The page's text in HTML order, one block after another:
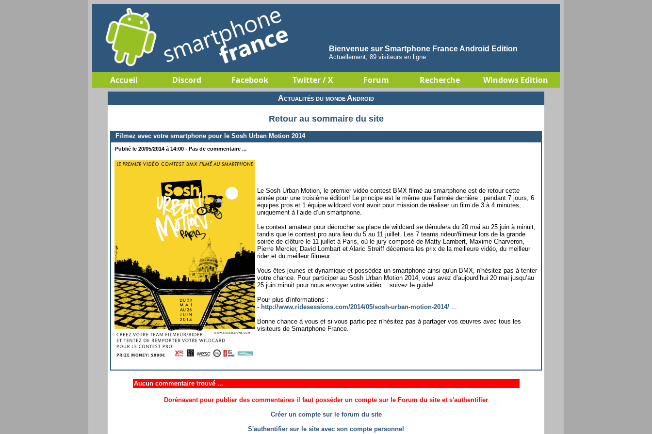
Bienvenue sur Smartphone France Android Edition
Actuellement, 89 visiteurs en ligne
Accueil Discord Facebook Twitter / X Forum Recherche Windows Edition
Actualités du monde Android
Retour au sommaire du site
Filmez avec votre smartphone pour le Sosh Urban Motion 2014
Publié le 20/05/2014 à 14:00 - Pas de commentaire ...
Le Sosh Urban Motion, le premier vidéo contest BMX filmé au smartphone est de retour cette
année pour une troisième édition! Le principe est le même que l’année dernière : pendant 7 jours, 6
équipes pros et 1 équipe wildcard vont avoir pour mission de réaliser un film de 3 à 4 minutes,
uniquement à l’aide d’un smartphone.
Le contest amateur pour décrocher sa place de wildcard se déroulera du 20 mai au 25 juin à minuit,
tandis que le contest pro aura lieu du 5 au 11 juillet. Les 7 teams rideur/filmeur lors de la grande
soirée de clôture le 11 juillet à Paris, où le jury composé de Matty Lambert, Maxime Charveron,
Pierre Mercier, David Lombart et Alaric Streiff décernera les prix de la meilleure vidéo, du meilleur
rider et du meilleur filmeur.
Vous êtes jeunes et dynamique et possédez un smartphone ainsi qu'un BMX, n'hésitez pas à tenter
votre chance. Pour participer au Sosh Urban Motion 2014, vous avez d’aujourd’hui 20 mai jusqu’au
25 juin minuit pour nous envoyer votre vidéo… suivez le guide!
Pour plus d'informations :
- http://www.ridesessions.com/2014/05/sosh-urban-motion-2014/
Bonne chance à vous et si vous participez n'hésitez pas à partager vos œuvres avec tous les
visiteurs de Smartphone France.
Aucun commentaire trouvé ...
Dorénavant pour publier des commentaires il faut posséder un compte sur le Forum du site et s'authentifier
Créer un compte sur le forum du site
S'authentifier sur le site avec son compte personnel